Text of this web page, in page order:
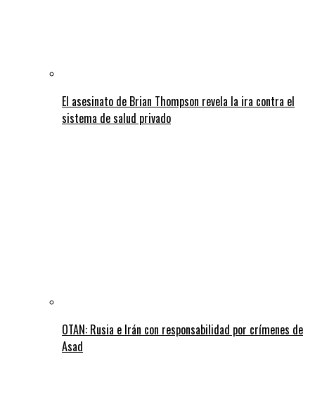
El asesinato de Brian Thompson revela la ira contra el
sistema de salud privado
OTAN: Rusia e Irán con responsabilidad por crímenes de
Asad